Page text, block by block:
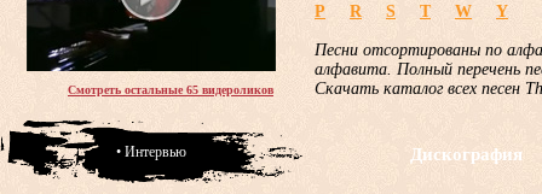
P
R S T W Y
Песни отсортированы по
алфавита. Полный перечень
Скачать каталог всех песен
Дискография
Смотреть остальные 65 видероликов
• Интервью